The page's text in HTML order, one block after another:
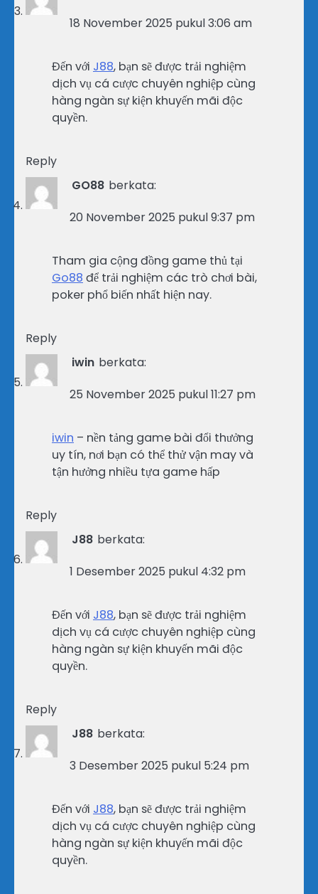
18 November 2025 pukul 3:06 am
Đến với J88, bạn sẽ được trải nghiệm
dịch vụ cá cược chuyên nghiệp cùng
hàng ngàn sự kiện khuyến mãi độc
quyền.
Reply
GO88 berkata:
20 November 2025 pukul 9:37 pm
Tham gia cộng đồng game thủ tại
Go88 để trải nghiệm các trò chơi bài,
poker phổ biến nhất hiện nay.
Reply
iwin berkata:
25 November 2025 pukul 11:27 pm
iwin – nền tảng game bài đổi thưởng
uy tín, nơi bạn có thể thử vận may và
tận hưởng nhiều tựa game hấp
Reply
J88 berkata:
1 Desember 2025 pukul 4:32 pm
Đến với J88, bạn sẽ được trải nghiệm
dịch vụ cá cược chuyên nghiệp cùng
hàng ngàn sự kiện khuyến mãi độc
quyền.
Reply
J88 berkata:
3 Desember 2025 pukul 5:24 pm
Đến với J88, bạn sẽ được trải nghiệm
dịch vụ cá cược chuyên nghiệp cùng
hàng ngàn sự kiện khuyến mãi độc
quyền.